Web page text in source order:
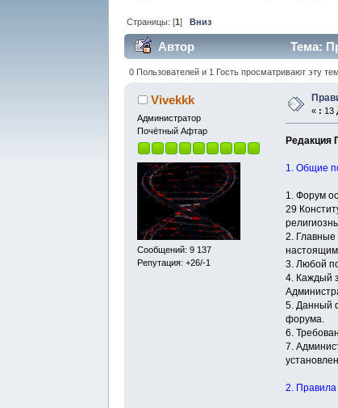
Страницы: [1] Вниз
Автор Тема:
0 Пользователей и 1 Гость просматривают эту
Vivekkk
Администратор
Почётный Афтар
Сообщений: 9 137
Репутация: +26/-1
« : 13
Редакция
1. Общие
1. Форум
29
2.
3. Любой
4. Каждый
5. Данный
форума.
6.
7.
2.